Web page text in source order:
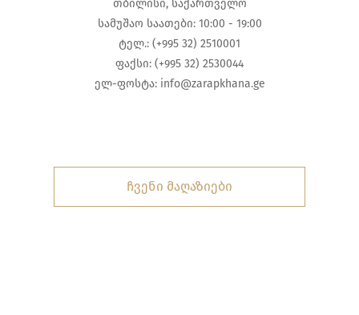
თბილისი, საქართველო
სამუშაო საათები: 10:00 - 19:00
ტელ.: (+995 32) 2510001
ფაქსი: (+995 32) 2530044
ელ-ფოსტა: info@zarapkhana.ge
ჩვენი მაღაზიები